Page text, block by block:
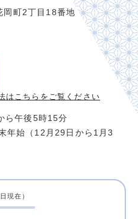
岡町2丁目18番地
は こちらをご覧ください
ら午後5時15分
年始（12月29日から1月3
現在）